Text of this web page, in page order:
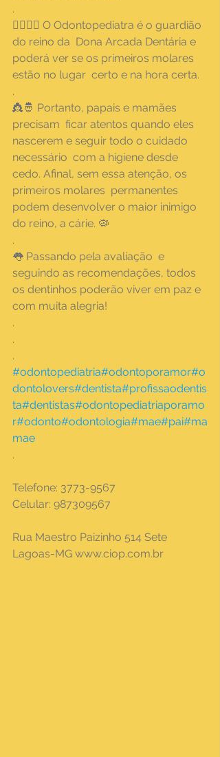
.
👨‍✈👩‍✈ O Odontopediatra é o guardião
do reino da  Dona Arcada Dentária e
poderá ver se os primeiros molares
estão no lugar  certo e na hora certa.
.
👸🤴 Portanto, papais e mamães
precisam  ficar atentos quando eles
nascerem e seguir todo o cuidado
necessário  com a higiene desde
cedo. Afinal, sem essa atenção, os
primeiros molares  permanentes
podem desenvolver o maior inimigo
do reino, a cárie. 🦠
.
👅 Passando pela avaliação  e
seguindo as recomendações, todos
os dentinhos poderão viver em paz e
com muita alegria!
.
.
.
#odontopediatria#odontoporamor#o
dontolovers#dentista#profissaodentis
ta#dentistas#odontopediatriaporamo
r#odonto#odontologia#mae#pai#ma
mae
.
Telefone: 3773-9567
Celular: 987309567
Rua Maestro Paizinho 514 Sete
Lagoas-MG www.ciop.com.br